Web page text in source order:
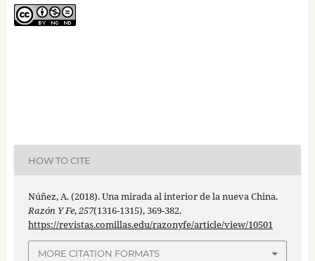
HOW TO CITE
Núñez, A. (2018). Una mirada al interior de la nueva China.
Razón Y Fe,257(1316-1315), 369-382.
https://revistas.comillas.edu/razonyfe/article/view/10501
MORE CITATION FORMATS